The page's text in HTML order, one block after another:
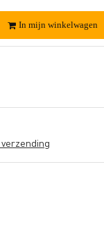
In mijn winkelwagen